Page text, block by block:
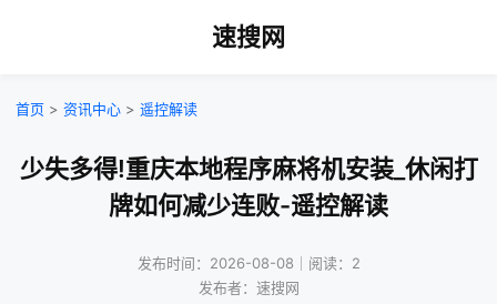
速搜网
首页 > 资讯中心 > 遥控解读
少失多得!重庆本地程序麻将机安装_休闲打
牌如何减少连败-遥控解读
发布时间：2026-08-08｜阅读：2
发布者：速搜网